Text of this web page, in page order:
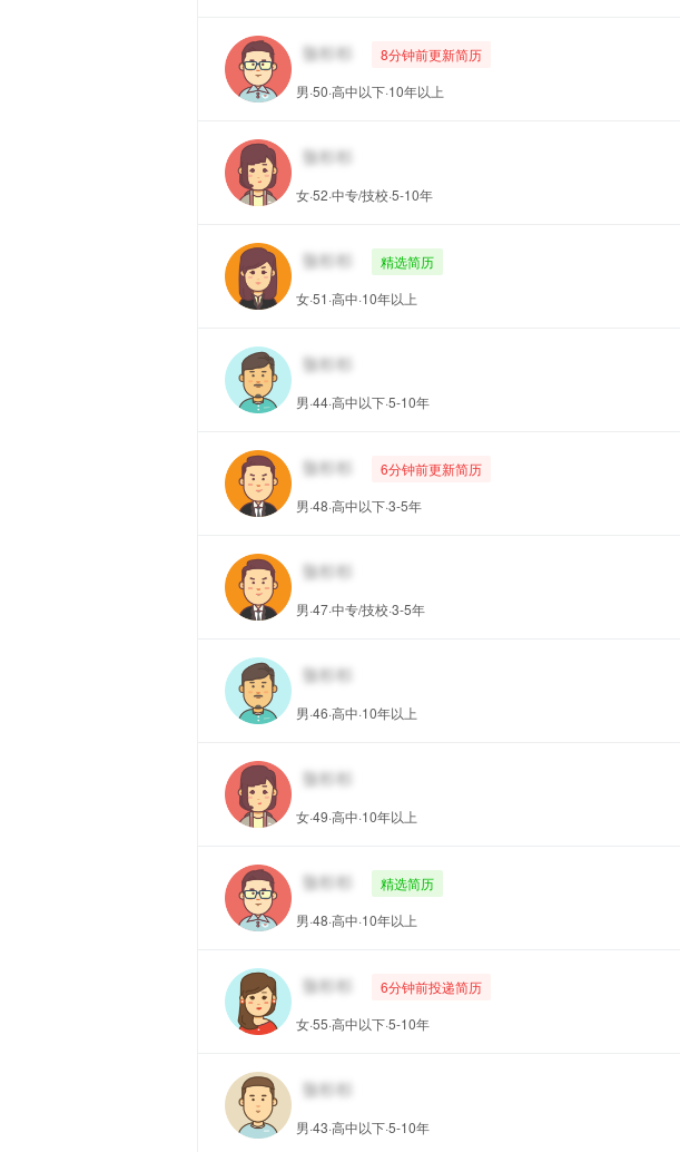
8分钟前更新简历
男·50·高中以下·10年以上
女·52·中专/技校·5-10年
精选简历
女·51·高中·10年以上
男·44·高中以下·5-10年
6分钟前更新简历
男·48·高中以下·3-5年
男·47·中专/技校·3-5年
男·46·高中·10年以上
女·49·高中·10年以上
精选简历
男·48·高中·10年以上
6分钟前投递简历
女·55·高中以下·5-10年
男·43·高中以下·5-10年